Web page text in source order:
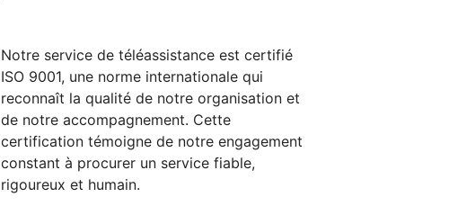
Notre service de téléassistance est certifié
ISO 9001, une norme internationale qui
reconnaît la qualité de notre organisation et
de notre accompagnement. Cette
certification témoigne de notre engagement
constant à procurer un service fiable,
rigoureux et humain.